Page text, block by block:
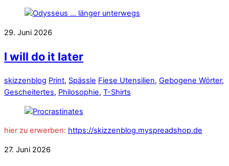
29. Juni 2026
I will do it later
skizzenblog Print, Spässle Fiese Utensilien, Gebogene Wörter,
Gescheitertes, Philosophie, T-Shirts
hier zu erwerben: https://skizzenblog.myspreadshop.de
27. Juni 2026